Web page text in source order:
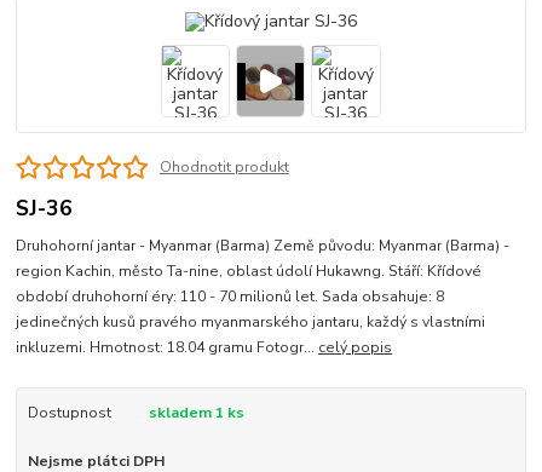
Ohodnotit produkt
SJ-36
Druhohorní jantar - Myanmar (Barma) Země původu: Myanmar (Barma) -
region Kachin, město Ta-nine, oblast údolí Hukawng. Stáří: Křídové
období druhohorní éry: 110 - 70 milionů let. Sada obsahuje: 8
jedinečných kusů pravého myanmarského jantaru, každý s vlastními
inkluzemi. Hmotnost: 18.04 gramu Fotogr... celý popis
Dostupnost skladem 1 ks
Nejsme plátci DPH